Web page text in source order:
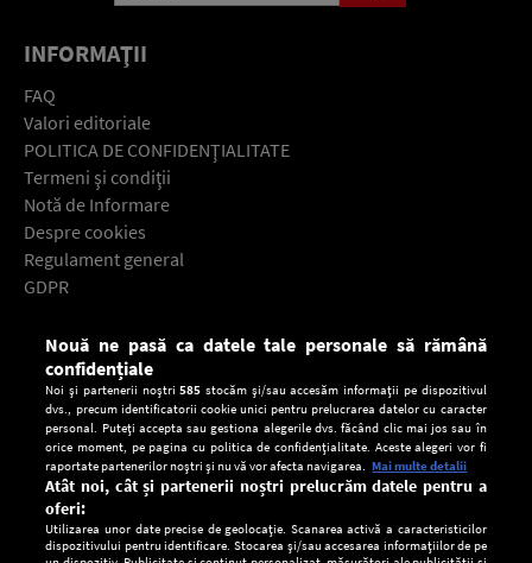
INFORMAŢII
FAQ
Valori editoriale
POLITICA DE CONFIDENŢIALITATE
Termeni şi condiţii
Notă de Informare
Despre cookies
Regulament general
GDPR
Descarcă gratuit aplicaţia Europa FM pentru smartphone:
Nouă ne pasă ca datele tale personale să rămână
confidențiale
Noi și partenerii noștri585 stocăm și/sau accesăm informații pe dispozitivul
dvs., precum identificatorii cookie unici pentru prelucrarea datelor cu caracter
personal. Puteți accepta sau gestiona alegerile dvs. făcând clic mai jos sau în
orice moment, pe pagina cu politica de confidențialitate. Aceste alegeri vor fi
raportate partenerilor noștri și nu vă vor afecta navigarea. Mai multe detalii
Atât noi, cât și partenerii noștri prelucrăm datele pentru a
oferi:
Utilizarea unor date precise de geolocație. Scanarea activă a caracteristicilor
dispozitivului pentru identificare. Stocarea și/sau accesarea informațiilor de pe